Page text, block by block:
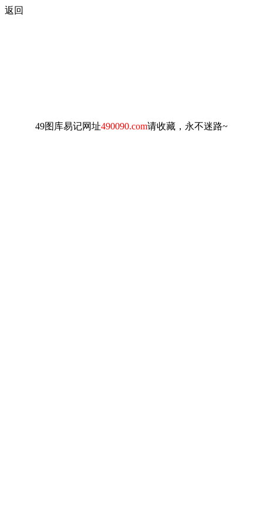
返回
49图库易记网址490090.com请收藏，永不迷路~